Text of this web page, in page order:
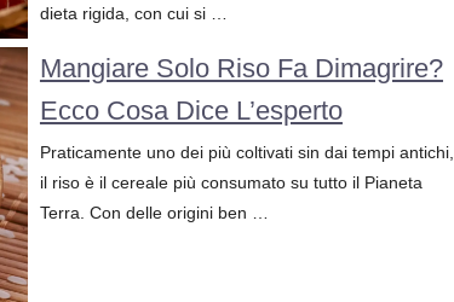
dieta rigida, con cui si …
Mangiare Solo Riso Fa Dimagrire?
Ecco Cosa Dice L’esperto
Praticamente uno dei più coltivati sin dai tempi antichi,
il riso è il cereale più consumato su tutto il Pianeta
Terra. Con delle origini ben …